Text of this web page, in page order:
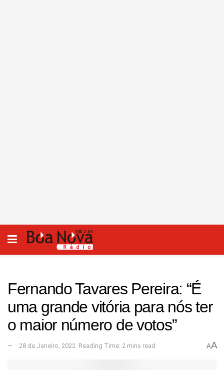
Fernando Tavares Pereira: “É
uma grande vitória para nós ter
o maior número de votos”
28 de Janeiro, 2022 Reading Time: 2 mins read AA